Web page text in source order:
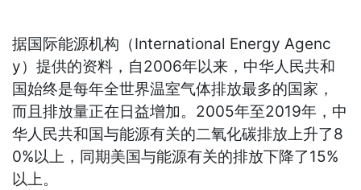
据国际能源机构（International Energy Agenc
y）提供的资料，自2006年以来，中华人民共和
国始终是每年全世界温室气体排放最多的国家，
而且排放量正在日益增加。2005年至2019年，中
华人民共和国与能源有关的二氧化碳排放上升了8
0%以上，同期美国与能源有关的排放下降了15%
以上。